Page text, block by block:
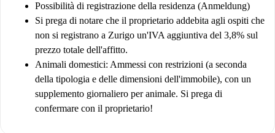
Possibilità di registrazione della residenza (Anmeldung)
Si prega di notare che il proprietario addebita agli ospiti che
non si registrano a Zurigo un'IVA aggiuntiva del 3,8% sul
prezzo totale dell'affitto.
Animali domestici: Ammessi con restrizioni (a seconda
della tipologia e delle dimensioni dell'immobile), con un
supplemento giornaliero per animale. Si prega di
confermare con il proprietario!